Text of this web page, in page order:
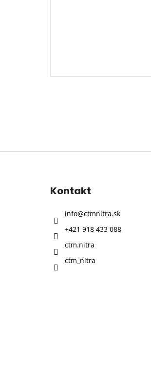
Kontakt
info@ctmnitra.sk
+421 918 433 088
ctm.nitra
ctm_nitra